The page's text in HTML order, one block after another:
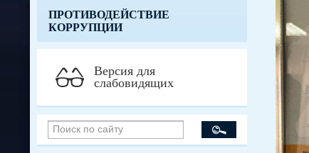
ПРОТИВОДЕЙСТВИЕ
КОРРУПЦИИ
Версия для
слабовидящих